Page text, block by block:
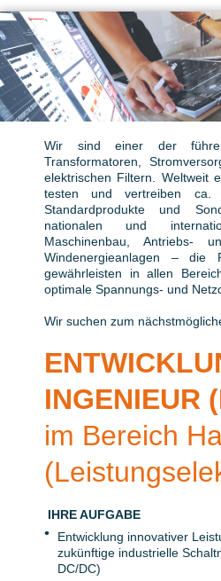
Wir sind einer der
Transformatoren,
elektrischen Filtern. Weltweit
testen und vertreiben ca.
Standardprodukte und
nationalen und
Maschinenbau, Antriebs-
Windenergieanlagen – die
gewährleisten in allen
optimale Spannungs- und
Wir suchen zum
INGENIEUR
im Bereich
IHRE AUFGABE
Entwicklung innovativer
zukünftige industrielle
DC/DC)